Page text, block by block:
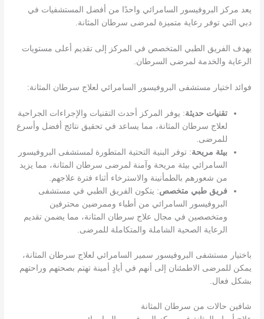
يعد مركز البروفيسور السامرائي واحدًا من أفضل المستشفيات في
دبي التي توفر رعاية متميزة لمرضى سرطان المثانة.
يهدف الفريق الطبي المتخصص في المركز إلى تقديم أعلى مستويات
الرعاية والخدمة لمرضى السرطان.
فوائد اختيار مستشفى البروفيسور السامرائي لعلاج سرطان المثانة:
تقنيات حديثة: يوفر المركز أحدث التقنيات والإجراءات الجراحية
لعلاج سرطان المثانة، مما يساعد في تحقيق نتائج أفضل وأسرع
للمرضى.
بيئة مريحة: توفر البنية التحتية المتطورة لمستشفى البروفيسور
السامرائي بيئة مريحة وآمنة لمرضى سرطان المثانة، مما يزيد
من شعورهم بالطمأنينة والاسترخاء أثناء فترة علاجهم.
فريق طبي متخصص: يتكون الفريق الطبي في مستشفى
البروفيسور السامرائي من أطباء وممرضين محترفين
ومتخصصين في مجال علاج سرطان المثانة، مما يضمن تقديم
الرعاية الصحية الشاملة والمتكاملة للمرضى.
باختيار مستشفى البروفيسور سمير السامرائي لعلاج سرطان المثانة،
يمكن للمرضى الاطمئنان إلى أنهم في أيادٍ أمينة تهتم بصحتهم وراحتهم
بشكل فعال.
شافين حالات من سرطان المثانة